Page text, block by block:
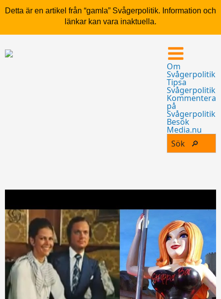
Detta är en artikel från “gamla” Svågerpolitik. Information och
länkar kan vara inaktuella.
Om
Svågerpolitik
Tipsa
Svågerpolitik
Kommentera
på
Svågerpolitik
Besök
Media.nu